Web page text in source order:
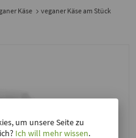
Käse veganer Käse am Stück
um unsere Seite zu
Ich will mehr wissen.